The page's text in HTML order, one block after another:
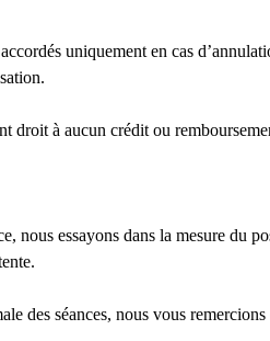
uniquement en cas
droit à aucun crédit ou
nous essayons dans la mesure du
des séances, nous vous